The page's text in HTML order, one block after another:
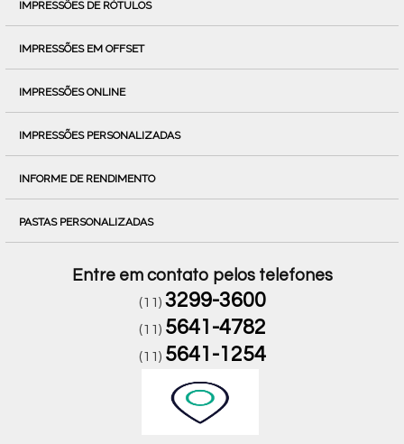
IMPRESSÕES DE RÓTULOS
IMPRESSÕES EM OFFSET
IMPRESSÕES ONLINE
IMPRESSÕES PERSONALIZADAS
INFORME DE RENDIMENTO
PASTAS PERSONALIZADAS
Entre em contato pelos telefones
(11) 3299-3600
(11) 5641-4782
(11) 5641-1254